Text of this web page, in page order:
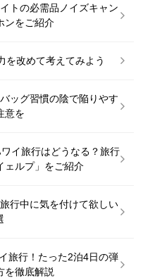
トの必需品ノイズキャン
ンをご紹介
を改めて考えてみよう
ッグ習慣の陰で陥りやす
意を
イ旅行はどうなる？旅行
ェルプ」をご紹介
行中に気を付けて欲しい
旅行！たった2泊4日の弾
を徹底解説